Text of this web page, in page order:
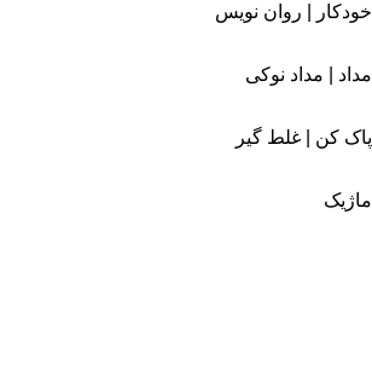
خودکار | روان نویس
مداد | مداد نوکی
پاک کن | غلط گیر
ماژیک